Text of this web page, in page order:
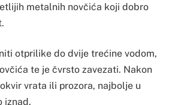
metalnih novčića koji dobro
otprilike do dvije trećine vodom,
te je čvrsto zavezati. Nakon
vrata ili prozora, najbolje u
iznad.